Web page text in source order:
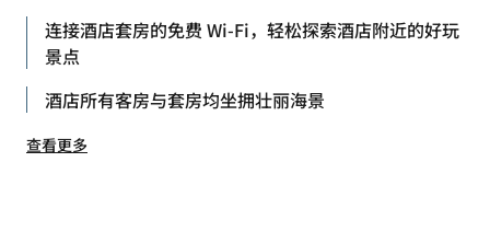
连接酒店套房的免费 Wi-Fi，轻松探索酒店附近的好玩
景点
酒店所有客房与套房均坐拥壮丽海景
查看更多